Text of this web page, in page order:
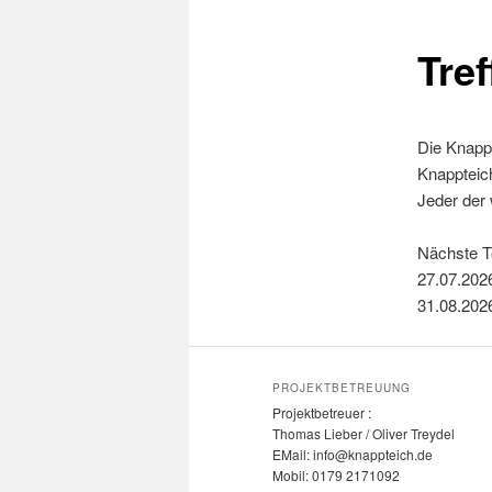
Die
Jeder der
Nächste
PROJEKTBETREUUNG
Projektbetreuer :
Thomas Lieber / Oliver Treydel
EMail: info@knappteich.de
Mobil: 0179 2171092